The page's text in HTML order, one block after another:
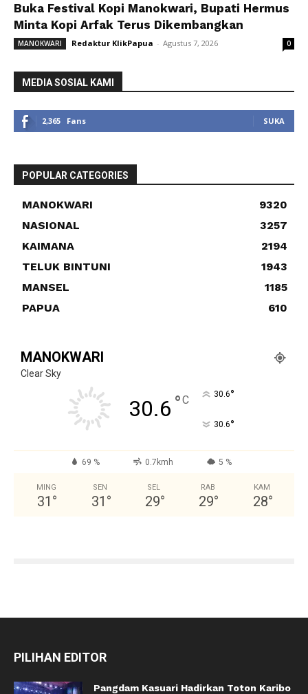
Buka Festival Kopi Manokwari, Bupati Hermus
Minta Kopi Arfak Terus Dikembangkan
MANOKWARI Redaktur KlikPapua - Agustus 7, 2026 0
MEDIA SOSIAL KAMI
2,365 Fans SUKA
POPULAR CATEGORIES
MANOKWARI
9320
NASIONAL
3257
KAIMANA
2194
TELUK BINTUNI
1943
MANSEL
1185
PAPUA
610
MANOKWARI
Clear Sky
30.6 °C 30.6°
30.6°
69 % 0.7kmh 5 %
MING
31 °
SEN
31 °
SEL
29°
RAB
29°
KAM
28°
PILIHAN EDITOR
Pangdam Kasuari Hadirkan Toton Karibo